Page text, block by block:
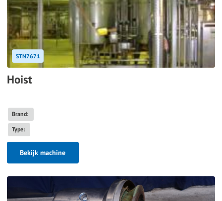
STN7671
Hoist
Brand:
Type:
Bekijk machine